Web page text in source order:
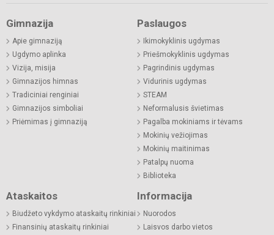
Gimnazija
Apie gimnaziją
Ugdymo aplinka
Vizija, misija
Gimnazijos himnas
Tradiciniai renginiai
Gimnazijos simboliai
Priėmimas į gimnaziją
Paslaugos
Ikimokyklinis ugdymas
Priešmokyklinis ugdymas
Pagrindinis ugdymas
Vidurinis ugdymas
STEAM
Neformalusis švietimas
Pagalba mokiniams ir tėvams
Mokinių vežiojimas
Mokinių maitinimas
Patalpų nuoma
Biblioteka
Ataskaitos
Biudžeto vykdymo ataskaitų rinkiniai
Finansinių ataskaitų rinkiniai
Informacija
Nuorodos
Laisvos darbo vietos